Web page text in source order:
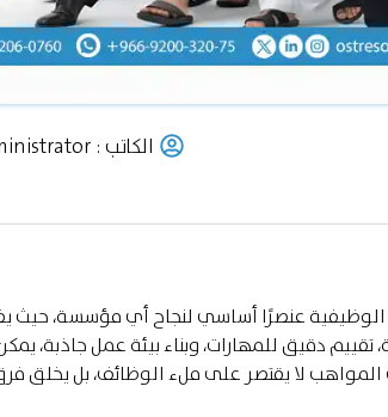
الكاتب :
عنصرًا أساسي لنجاح أي مؤسسة، حيث
تقييم دقيق للمهارات، وبناء بيئة عمل جاذبة،
لا يقتصر على ملء الوظائف، بل يخلق